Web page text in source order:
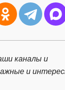
каналы и
и